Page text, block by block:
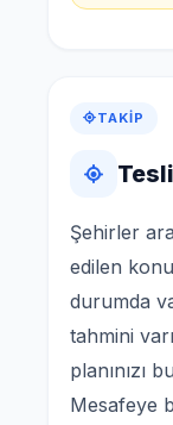
TAKIP
Şehirler
edilen
durumda
tahmini
planınızı
Mesafeye